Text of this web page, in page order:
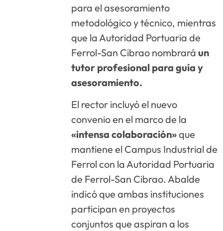
para el asesoramiento
metodológico y técnico, mientras
que la Autoridad Portuaria de
Ferrol-San Cibrao nombraráun
tutor profesional para guía y
asesoramiento.
El rector incluyó el nuevo
convenio en el marco de la
«intensa colaboración»que
mantiene el Campus Industrial de
Ferrol con la Autoridad Portuaria
de Ferrol-San Cibrao. Abalde
indicó que ambas instituciones
participan en proyectos
conjuntos que aspiran a los